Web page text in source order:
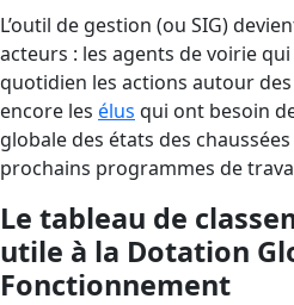
L’outil de gestion (ou SIG)
acteurs : les agents de voirie
quotidien les actions autour
encore les élus qui ont besoin
globale des états des
prochains programmes de
Le tableau de
utile à la Dotation
Fonctionnement